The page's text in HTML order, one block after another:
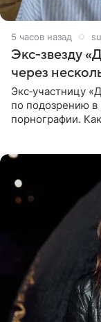
5 часов назад
Экс‑звезду
через
Экс‑участницу
по подозрению в
порнографии.